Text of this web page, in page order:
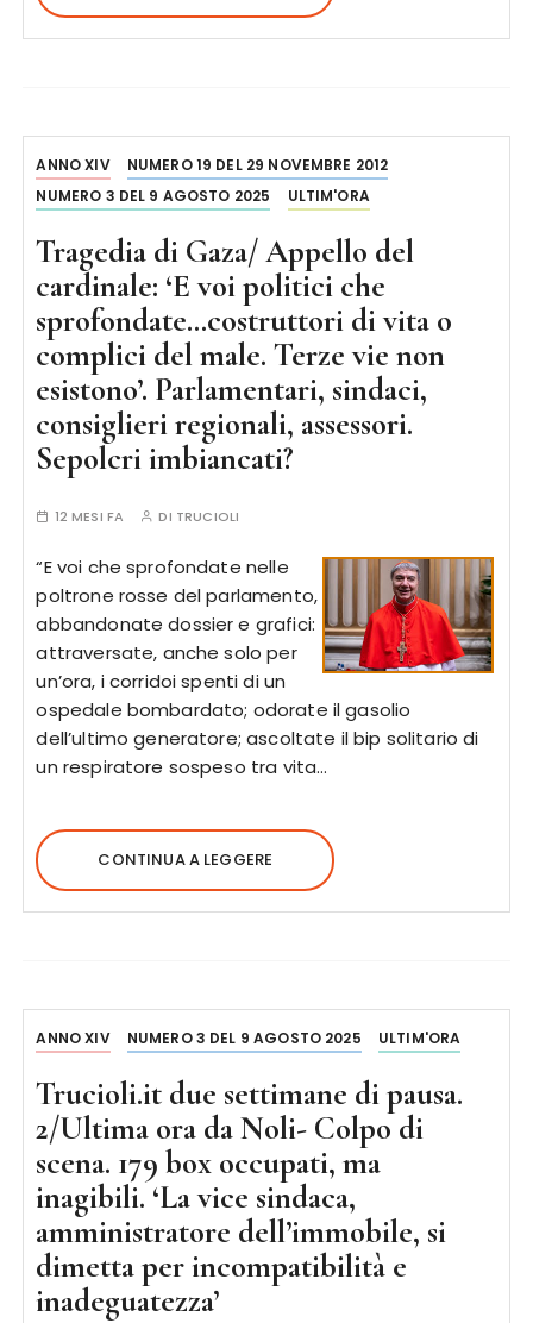
ANNO XIV
NUMERO 19 DEL 29 NOVEMBRE 2012
NUMERO 3 DEL 9 AGOSTO 2025
ULTIM'ORA
Tragedia di Gaza/ Appello del
cardinale: ‘E voi politici che
sprofondate…costruttori di vita o
complici del male. Terze vie non
esistono’. Parlamentari, sindaci,
consiglieri regionali, assessori.
Sepolcri imbiancati?
12 MESI FA DI TRUCIOLI
“E voi che sprofondate nelle
poltrone rosse del parlamento,
abbandonate dossier e grafici:
attraversate, anche solo per
un’ora, i corridoi spenti di un
ospedale bombardato; odorate il gasolio
dell’ultimo generatore; ascoltate il bip solitario di
un respiratore sospeso tra vita…
CONTINUA A LEGGERE
ANNO XIV NUMERO 3 DEL 9 AGOSTO 2025 ULTIM'ORA
Trucioli.it due settimane di pausa.
2/Ultima ora da Noli- Colpo di
scena. 179 box occupati, ma
inagibili. ‘La vice sindaca,
amministratore dell’immobile, si
dimetta per incompatibilità e
inadeguatezza’